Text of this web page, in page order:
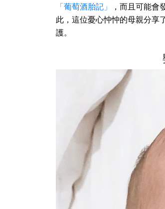
「葡萄酒胎記」
，而且可能會
此，這位憂心忡忡的母親分享
護。